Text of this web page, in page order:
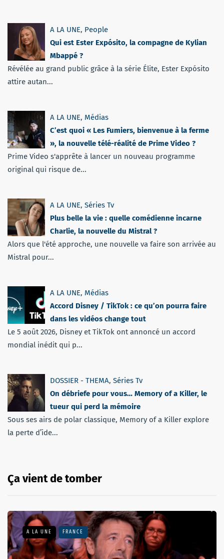
A LA UNE, People
Qui est Ester Expósito, la compagne de Kylian
Mbappé ?
Révélée au grand public grâce à la série Élite, Ester Expósito
attire autan...
A LA UNE, Médias
C’est quoi « Les Fumiers, bienvenue à la ferme
», la nouvelle télé-réalité de Prime Video ?
Prime Video s'apprête à lancer un nouveau programme
original qui risque de...
A LA UNE, Séries Tv
Plus belle la vie : quelle comédienne incarne
Charlie, la nouvelle du Mistral ?
Alors que l'été approche, une nouvelle va faire son arrivée au
Mistral pour...
A LA UNE, Médias
Accord Disney / TikTok : ce qu’on pourra faire
dans les vidéos change tout
Le 5 août 2026, Disney et TikTok ont annoncé un accord
mondial inédit qui p...
DOSSIER - THEMA, Séries Tv
On débriefe pour vous… Memory of a Killer, le
tueur qui perd la mémoire
Sous ses airs de polar classique, Memory of a Killer explore
la perte d’ide...
Ça vient de tomber
A LA UNE FRANCE